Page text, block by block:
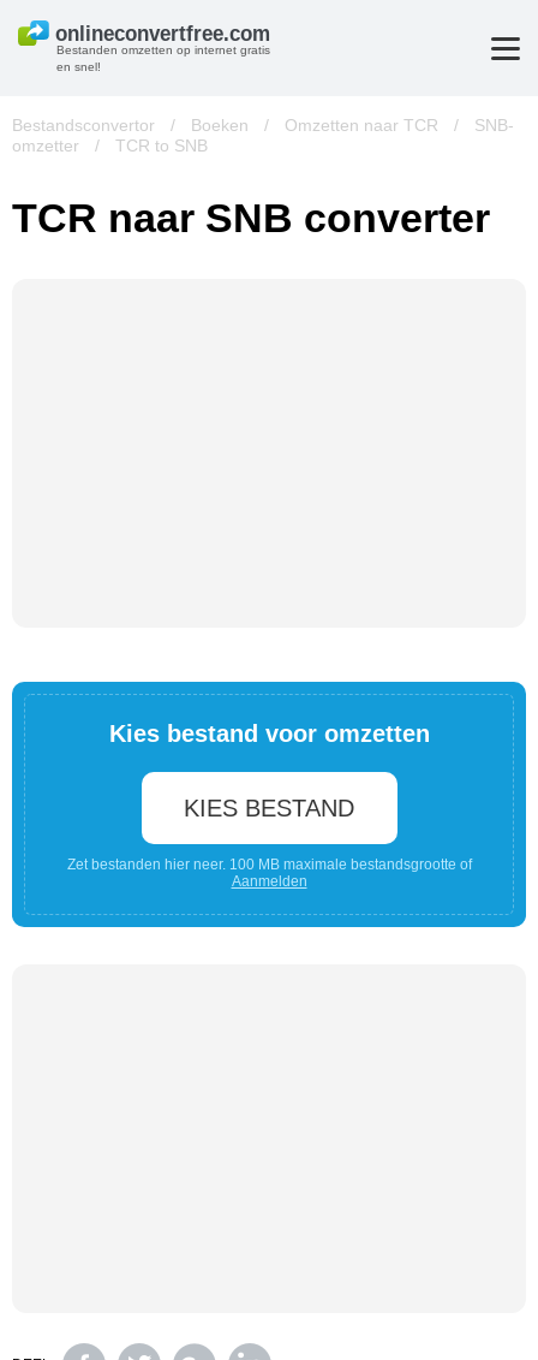
Bestanden omzetten op internet gratis
en snel!
Bestandsconvertor / Boeken / Omzetten naar TCR /
SNB-
omzetter
/ TCR to SNB
TCR naar SNB converter
Kies bestand voor omzetten
KIES BESTAND
Zet bestanden hier neer. 100 MB maximale bestandsgrootte of
Aanmelden